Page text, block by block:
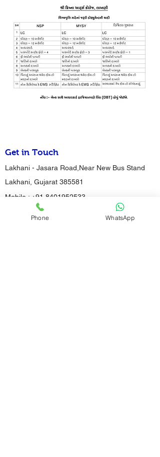
Get in Touch
Lakhani - Jasara Road,Near New Bus Stand
Lakhani, Gujarat 385581
Mobile : +91 8401952533
info@krishnacollegelakhani.org
Phone WhatsApp